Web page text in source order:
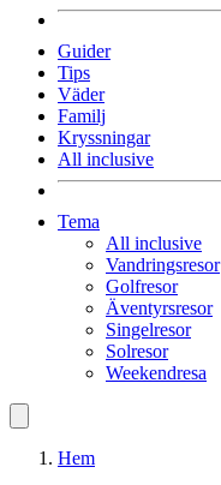
Guider
Tips
Väder
Familj
Kryssningar
All inclusive
Tema
All inclusive
Vandringsresor
Golfresor
Äventyrsresor
Singelresor
Solresor
Weekendresa
Hem